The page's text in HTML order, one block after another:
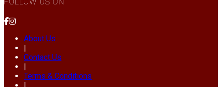
About Us
Contact Us
Terms & Conditions